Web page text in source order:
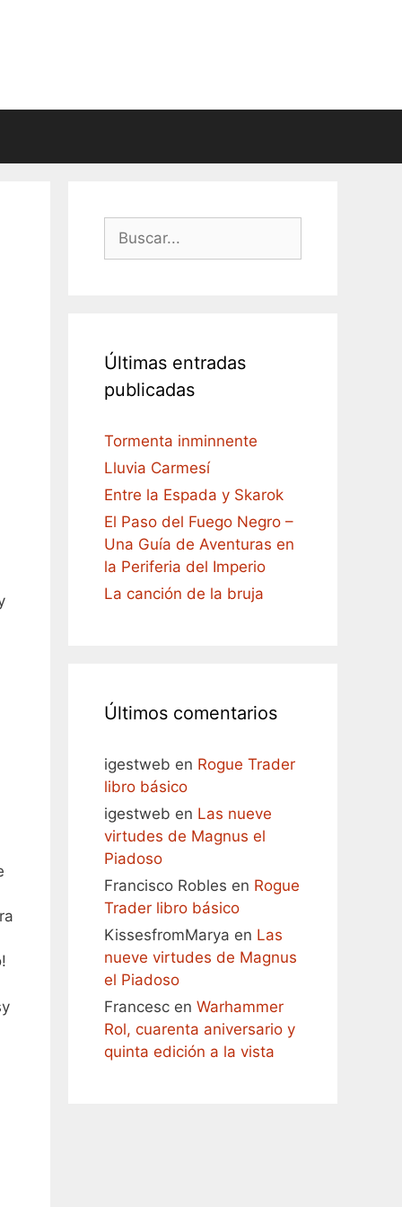
Buscar:
Últimas entradas
publicadas
Tormenta inminnente
Lluvia Carmesí
Entre la Espada y Skarok
El Paso del Fuego Negro –
Una Guía de Aventuras en
la Periferia del Imperio
La canción de la bruja
Últimos comentarios
igestweb en Rogue Trader
libro básico
igestweb en Las nueve
virtudes de Magnus el
Piadoso
Francisco Robles en Rogue
Trader libro básico
KissesfromMarya en Las
nueve virtudes de Magnus
el Piadoso
Francesc en Warhammer
Rol, cuarenta aniversario y
quinta edición a la vista